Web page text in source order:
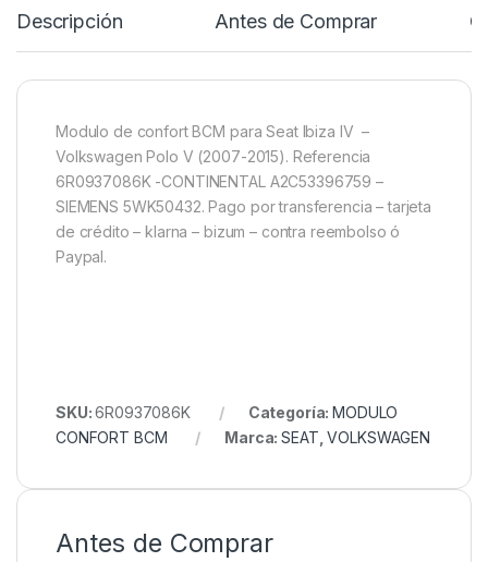
Descripción Antes de Comprar
Modulo de confort BCM para Seat Ibiza IV –
Volkswagen Polo V (2007-2015). Referencia
6R0937086K -CONTINENTAL A2C53396759 –
SIEMENS 5WK50432. Pago por transferencia – tarjeta
de crédito – klarna – bizum – contra reembolso ó
Paypal.
SKU:6R0937086K Categoría:MODULO
CONFORT BCM
Marca:SEAT ,VOLKSWAGEN
Antes de Comprar